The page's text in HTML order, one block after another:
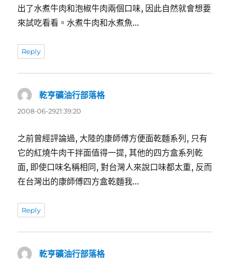
出了水煮牛肉和泡椒牛肉兩個口味, 因此自然就會想要
來試吃看看。水煮牛肉和水煮魚…
Reply
乾亨礦油行部落格表
2008-06-2921:39:20
之前曾經評論過, 大陸的康師傅方便面乾麵系列, 只有
它的紅燒牛肉干拌面值得一提, 其他的四方盒系列乾
面, 即使口味名稱相同, 對台灣人來說口味都太重, 反而
在台灣出的康師傅四方盒乾麵我…
Reply
乾亨礦油行部落格表